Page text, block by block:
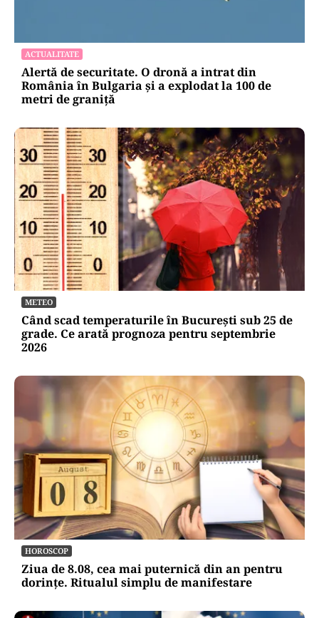
ACTUALITATE
Alertă de securitate. O dronă a intrat din
România în Bulgaria şi a explodat la 100 de
metri de graniţă
METEO
Când scad temperaturile în București sub 25 de
grade. Ce arată prognoza pentru septembrie
2026
HOROSCOP
Ziua de 8.08, cea mai puternică din an pentru
dorințe. Ritualul simplu de manifestare